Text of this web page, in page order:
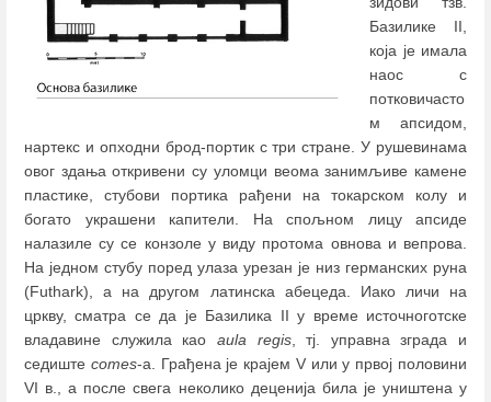
Базилике II,
која је имала
наос с
потковичасто
м апсидом,
нартекс и опходни брод-портик с три стране. У рушевинама
овог здања откривени су уломци веома занимљиве камене
пластике, стубови портика рађени на токарском колу и
богато украшени капители. На спољном лицу апсиде
налазиле су се конзоле у виду протома овнова и вепрова.
На једном стубу поред улаза урезан је низ германских руна
(Futhark), а на другом латинска абецеда. Иако личи на
цркву, сматра се да је Базилика II у време источноготске
владавине служила као aula regis, тј. управна зграда и
седиште comes-a. Грађена је крајем V или у првој половини
VI в., а после свега неколико деценија била је уништена у